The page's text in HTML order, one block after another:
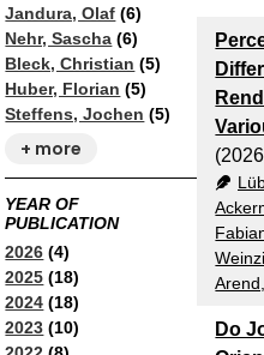
Jandura, Olaf (6)
Nehr, Sascha (6)
Bleck, Christian (5)
Huber, Florian (5)
Steffens, Jochen (5)
+ more
YEAR OF
PUBLICATION
2026 (4)
2025 (18)
2024 (18)
2023 (10)
Do